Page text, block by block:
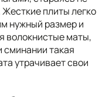
плиты легко
нужный размер и
волокнистые маты,
сминании такая
утрачивает свои